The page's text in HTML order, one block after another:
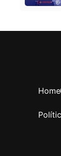
Home